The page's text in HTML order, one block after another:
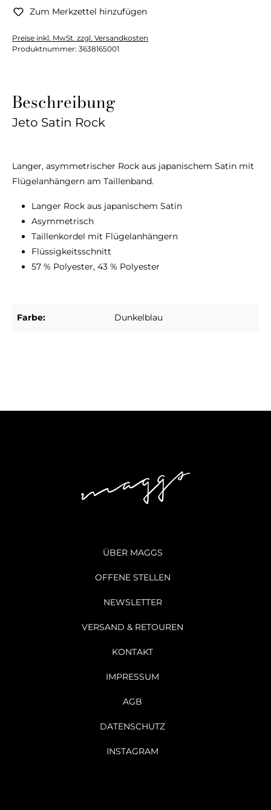
Zum Merkzettel hinzufügen
Preise inkl. MwSt. zzgl. Versandkosten
Produktnummer: 3638165001
Beschreibung
Jeto Satin Rock
Langer, asymmetrischer Rock aus japanischem Satin mit
Flügelanhängern am Taillenband.
Langer Rock aus japanischem Satin
Asymmetrisch
Taillenkordel mit Flügelanhängern
Flüssigkeitsschnitt
57 % Polyester, 43 % Polyester
Farbe: Dunkelblau
ÜBER MAGGS
OFFENE STELLEN
NEWSLETTER
VERSAND & RETOUREN
KONTAKT
IMPRESSUM
AGB
DATENSCHUTZ
INSTAGRAM